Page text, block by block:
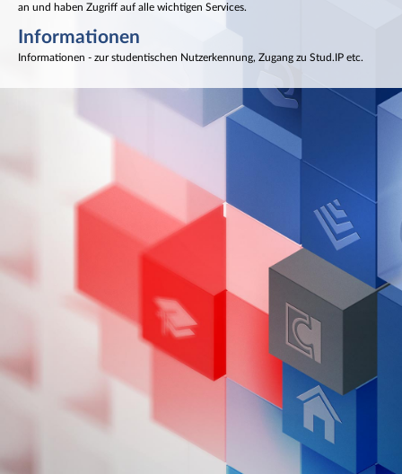
an und haben Zugriff auf alle wichtigen Services.
Informationen
Informationen - zur studentischen Nutzerkennung, Zugang zu Stud.IP etc.